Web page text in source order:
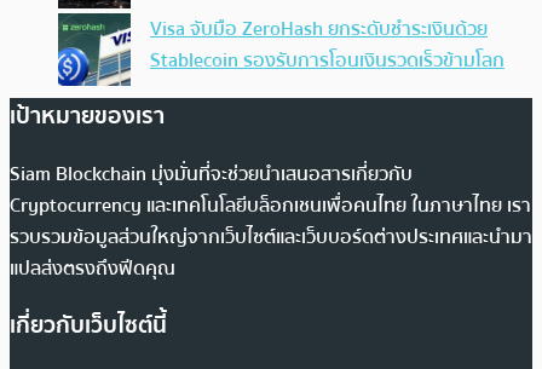
Visa จับมือ ZeroHash ยกระดับชำระเงินด้วย
Stablecoin รองรับการโอนเงินรวดเร็วข้ามโลก
เป้าหมายของเรา
Siam Blockchain มุ่งมั่นที่จะช่วยนำเสนอสารเกี่ยวกับ
Cryptocurrency และเทคโนโลยีบล็อกเชนเพื่อคนไทย ในภาษาไทย เรา
รวบรวมข้อมูลส่วนใหญ่จากเว็บไซต์และเว็บบอร์ดต่างประเทศและนำมา
แปลส่งตรงถึงฟีดคุณ
เกี่ยวกับเว็บไซต์นี้